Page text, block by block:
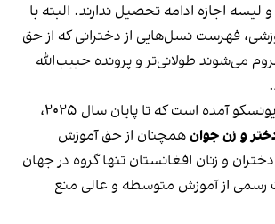
اجازه ادامه تحصیل ندارند. البته با
فهرست نسل‌هایی از دخترانی که از حق
می‌شوند طولانی‌تر و پرونده حبیب‌الله
در گزارش دیگری از یونسکو آمده است که تا پایان سال ۲۰۲۵،
همچنان از حق آموزش
و زنان افغانستان تنها گروه در جهان
از آموزش متوسطه و عالی منع